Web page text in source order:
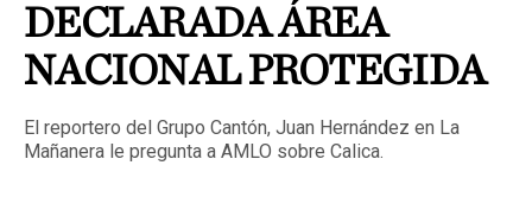
DECLARADA ÁREA
NACIONAL PROTEGIDA
El reportero del Grupo Cantón, Juan Hernández en La
Mañanera le pregunta a AMLO sobre Calica.